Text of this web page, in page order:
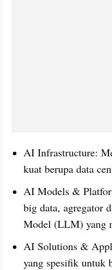
AI Infrastructure:
kuat berupa data
AI Models &
big data, agregator
Model (LLM) yang
AI Solutions &
yang spesifik untuk